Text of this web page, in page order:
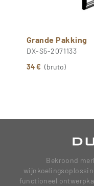
Grande Pakking
DX-S5-2071133
34 € (bruto)
Bekroond
functioneel